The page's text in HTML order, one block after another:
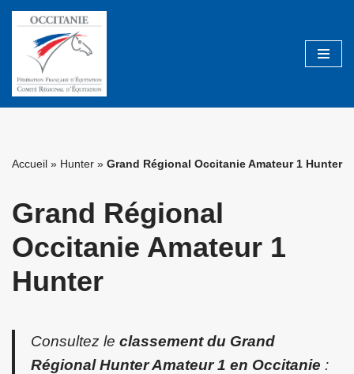
Aller
contenu
Accueil » Hunter » Grand Régional Occitanie Amateur 1 Hunter
Grand Régional
Occitanie Amateur 1
Hunter
Consultez le classement du Grand
Régional Hunter Amateur 1 en Occitanie :